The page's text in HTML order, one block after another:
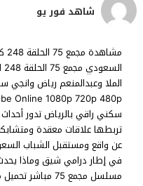
شاهد فور يو
سكني راقي بالرياض تدور
تربطها علاقات معقدة
عن واقع ومستقبل الشباب
في إطار درامي شيق وماذا
مسلسل مجمع 75 مباشر تحميل مجاني على موقع دكتنا